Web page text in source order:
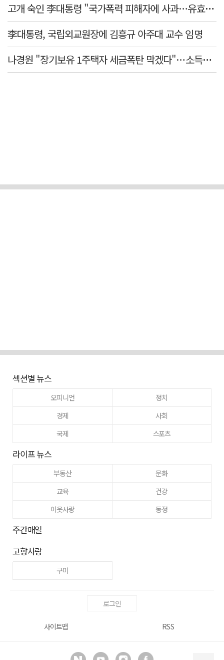
고개 숙인 李대통령 "국가폭력 피해자에 사과…유효기간 없는 책임"
李대통령, 국립외교원장에 김흥규 아주대 교수 임명
나경원 "장기보유 1주택자 세금폭탄 막겠다"…소득세법 개정안 발의
섹션별 뉴스
오피니언
정치
경제
사회
국제
스포츠
라이프 뉴스
부동산
문화
교육
건강
이웃사랑
동정
주간매일
고향사랑
구미
로그인
사이트맵 RSS